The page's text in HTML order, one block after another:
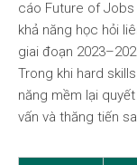
cáo Future of Jobs
khả năng học hỏi
giai đoạn
Trong khi hard
năng mềm lại
vấn và thăng tiến